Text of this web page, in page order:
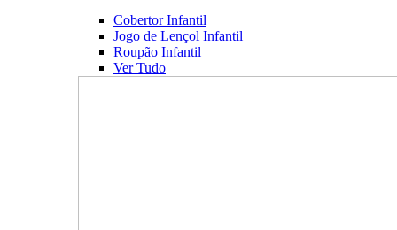
Cobertor Infantil
Jogo de Lençol Infantil
Roupão Infantil
Ver Tudo